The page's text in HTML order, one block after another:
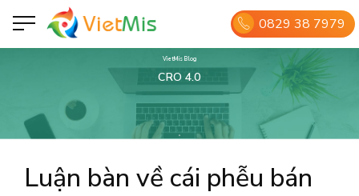
0829 38 7979
VietMis Blog
CRO 4.0
Luận bàn về cái phễu bán